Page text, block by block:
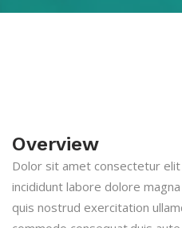
Overview
Dolor sit amet consectetur
incididunt labore dolore
quis nostrud exercitation